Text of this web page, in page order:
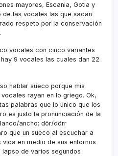
mayores, Escania, Gotia y
de las vocales las que sacan
respeto por la conservación
vocales con cinco variantes
9 vocales las cuales dan 22
hablar sueco porque mis
rayan en lo griego. Ok,
palabras que lo único que los
es justo la pronunciación de la
ancho; dör/dörr
que un sueco al escuchar a
en medio de sus entornos
de varios segundos